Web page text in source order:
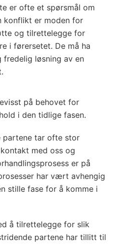
er ofte et spørsmål om
konflikt er moden for
og tilrettelegge for
i førersetet. De må ha
fredelig løsning av en
på behovet for
i den tidlige fasen.
partene tar ofte stor
med oss og
er på
har vært avhengig
stille fase for å komme i
å tilrettelegge for slik
partene har tillitt til